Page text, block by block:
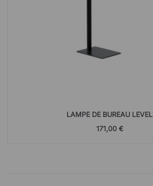
LAMPE DE BUREAU LEVEL
171,00 €